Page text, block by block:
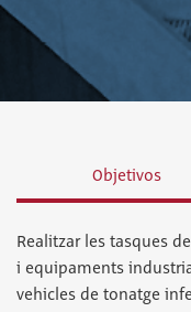
Objetivos
Realitzar les tasques
i equipaments
vehicles de tonatge